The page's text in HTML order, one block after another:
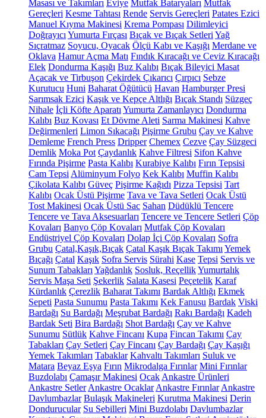
Masası ve Takımları Eviye Mutfak Bataryaları Mutfak
Gereçleri Kesme Tahtası Rende Servis Gereçleri Patates Ezici
Manuel Kıyma Makinesi Krema Pompası Dilimleyici
Doğrayıcı Yumurta Fırçası Bıçak ve Bıçak Setleri Yağ
Sıçratmaz Soyucu, Oyacak Ölçü Kabı ve Kaşığı Merdane ve
Oklava Hamur Açma Matı Fındık Kıracağı ve Ceviz Kıracağı
Elek Dondurma Kaşığı Buz Kalıbı Bıçak Bileyici Masat
Açacak ve Tirbuşon Çekirdek Çıkarıcı Çırpıcı Sebze
Kurutucu Huni Baharat Öğütücü Havan Hamburger Presi
Sarımsak Ezici Kaşık ve Kepçe Altlığı Bıçak Standı Süzgeç
Nihale İçli Köfte Aparatı Yumurta Zamanlayıcı Dondurma
Kalıbı Buz Kovası Et Dövme Aleti Sarma Makinesi Kahve
Değirmenleri Limon Sıkacağı Pişirme Grubu Çay ve Kahve
Demleme French Press Dripper Chemex Cezve Çay Süzgeci
Demlik Moka Pot Çaydanlık Kahve Filtresi Sifon Kahve
Fırında Pişirme Pasta Kalıbı Kurabiye Kalıbı Fırın Tepsisi
Cam Tepsi Alüminyum Folyo Kek Kalıbı Muffin Kalıbı
Çikolata Kalıbı Güveç Pişirme Kağıdı Pizza Tepsisi Tart
Kalıbı Ocak Üstü Pişirme Tava ve Tava Setleri Ocak Üstü
Tost Makinesi Ocak Üstü Sac Sahan Düdüklü Tencere
Tencere ve Tava Aksesuarları Tencere ve Tencere Setleri Çöp
Kovaları Banyo Çöp Kovaları Mutfak Çöp Kovaları
Endüstriyel Çöp Kovaları Dolap İçi Çöp Kovaları Sofra
Grubu Çatal,Kaşık,Bıçak Çatal Kaşık Bıçak Takımı Yemek
Bıçağı Çatal Kaşık Sofra Servis Sürahi Kase Tepsi Servis ve
Sunum Tabakları Yağdanlık Sosluk, ReçellikYumurtalık
Servis Maşa Seti Şekerlik Salata Kasesi Peçetelik Karaf
Kürdanlık Çerezlik Baharat Takımı Bardak Altlığı Ekmek
Sepeti Pasta Sunumu Pasta Takımı Kek Fanusu Bardak Viski
Bardağı Su Bardağı Meşrubat Bardağı Rakı Bardağı Kadeh
Bardak Seti Bira Bardağı Shot Bardağı Çay ve Kahve
Sunumu Sütlük Kahve Fincanı Kupa Fincan Takımı Çay
Tabakları Çay Setleri Çay Fincanı Çay Bardağı Çay Kaşığı
Yemek Takımları Tabaklar Kahvaltı Takımları Suluk ve
Matara Beyaz Eşya Fırın Mikrodalga Fırınlar Mini Fırınlar
Buzdolabı Çamaşır Makinesi Ocak Ankastre Ürünleri
Ankastre Setler Ankastre Ocaklar Ankastre Fırınlar Ankastre
Davlumbazlar Bulaşık Makineleri Kurutma Makinesi Derin
Dondurucular Su Sebilleri Mini Buzdolabı Davlumbazlar